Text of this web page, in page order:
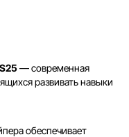
— современная
развивать навыки
обеспечивает